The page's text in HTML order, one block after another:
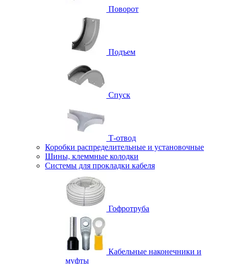
Поворот
Подъем
Спуск
Т-отвод
Коробки распределительные и установочные
Шины, клеммные колодки
Системы для прокладки кабеля
Гофротруба
Кабельные наконечники и
муфты